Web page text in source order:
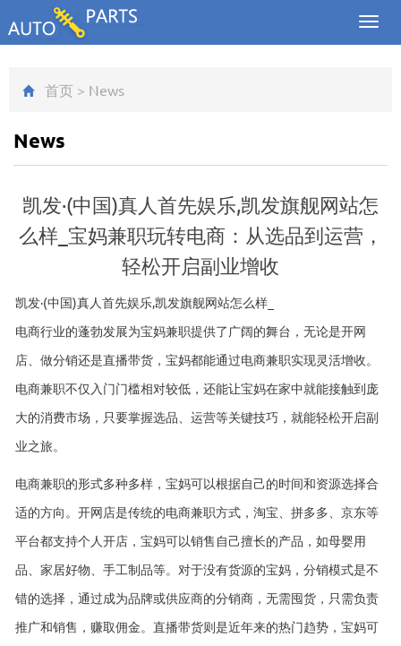
首页 > News
News
凯发·(中国)真人首先娱乐,凯发旗舰网站怎
么样_宝妈兼职玩转电商：从选品到运营，
轻松开启副业增收
凯发·(中国)真人首先娱乐,凯发旗舰网站怎么样_
电商行业的蓬勃发展为宝妈兼职提供了广阔的舞台，无论是开网
店、做分销还是直播带货，宝妈都能通过电商兼职实现灵活增收。
电商兼职不仅入门门槛相对较低，还能让宝妈在家中就能接触到庞
大的消费市场，只要掌握选品、运营等关键技巧，就能轻松开启副
业之旅。
电商兼职的形式多种多样，宝妈可以根据自己的时间和资源选择合
适的方向。开网店是传统的电商兼职方式，淘宝、拼多多、京东等
平台都支持个人开店，宝妈可以销售自己擅长的产品，如母婴用
品、家居好物、手工制品等。对于没有货源的宝妈，分销模式是不
错的选择，通过成为品牌或供应商的分销商，无需囤货，只需负责
推广和销售，赚取佣金。直播带货则是近年来的热门趋势，宝妈可